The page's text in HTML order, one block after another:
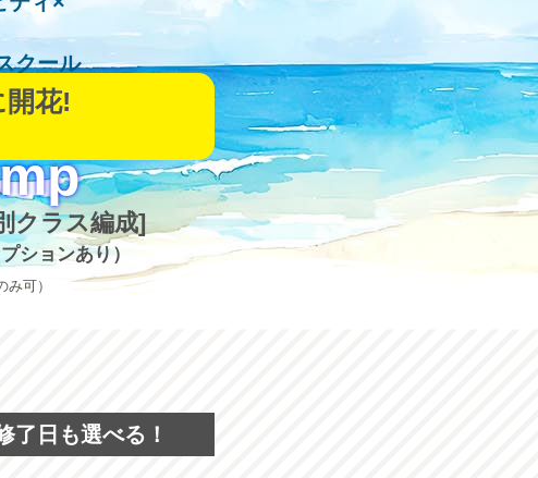
クール
花!
クラス編成]
ションあり）
可）
了日も選べる！